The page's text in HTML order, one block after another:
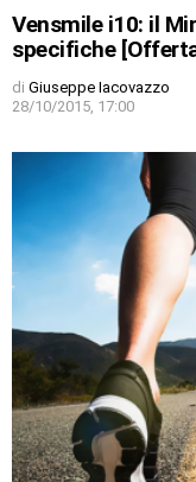
Vensmile i10: il
specifiche
di Giuseppe Iacovazzo
28/10/2015, 17:00